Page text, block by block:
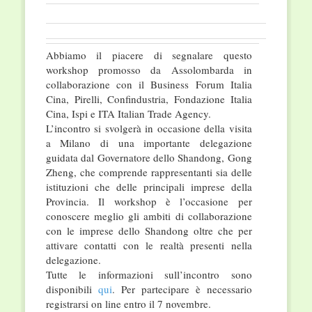
Abbiamo il piacere di segnalare questo
workshop promosso da Assolombarda in
collaborazione con il Business Forum Italia
Cina, Pirelli, Confindustria, Fondazione Italia
Cina, Ispi e ITA Italian Trade Agency.
L’incontro si svolgerà in occasione della visita
a Milano di una importante delegazione
guidata dal Governatore dello Shandong, Gong
Zheng, che comprende rappresentanti sia delle
istituzioni che delle principali imprese della
Provincia. Il workshop è l’occasione per
conoscere meglio gli ambiti di collaborazione
con le imprese dello Shandong oltre che per
attivare contatti con le realtà presenti nella
delegazione.
Tutte le informazioni sull’incontro sono
disponibili qui. Per partecipare è necessario
registrarsi on line entro il 7 novembre.